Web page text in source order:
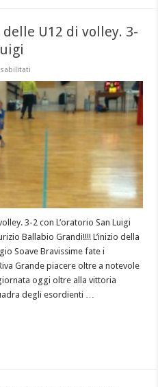
U12 di volley. 3-
vittoria
delle
U12
di
volley.
3-
3-2 con L’oratorio San Luigi
Ballabio Grandi!!!! L’inizio della
Soave Bravissime fate i
Grande piacere oltre a notevole
oggi oltre alla vittoria
degli esordienti …